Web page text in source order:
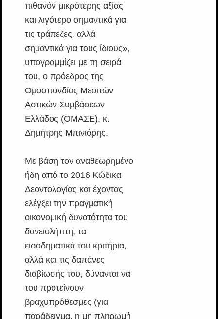
πιθανόν μικρότερης αξίας
και λιγότερο σημαντικά για
τις τράπεζες, αλλά
σημαντικά για τους ίδιους»,
υπογραμμίζει με τη σειρά
του, ο πρόεδρος της
Ομοσπονδίας Μεσιτών
Αστικών Συμβάσεων
Ελλάδος (ΟΜΑΣΕ), κ.
Δημήτρης Μπινιάρης.
Με βάση τον αναθεωρημένο
ήδη από το 2016 Κώδικα
Δεοντολογίας και έχοντας
ελέγξει την πραγματική
οικονομική δυνατότητα του
δανειολήπτη, τα
εισοδηματικά του κριτήρια,
αλλά και τις δαπάνες
διαβίωσής του, δύνανται να
του προτείνουν
βραχυπρόθεσμες (για
παράδειγμα, η μη πληρωμή